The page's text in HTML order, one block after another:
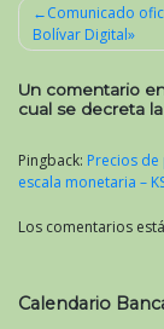
de
entradas
Comunicado
Bolívar Digital»
Un comentario
cual se decreta
Pingback: Precios
escala monetaria –
Los comentarios
Calendario